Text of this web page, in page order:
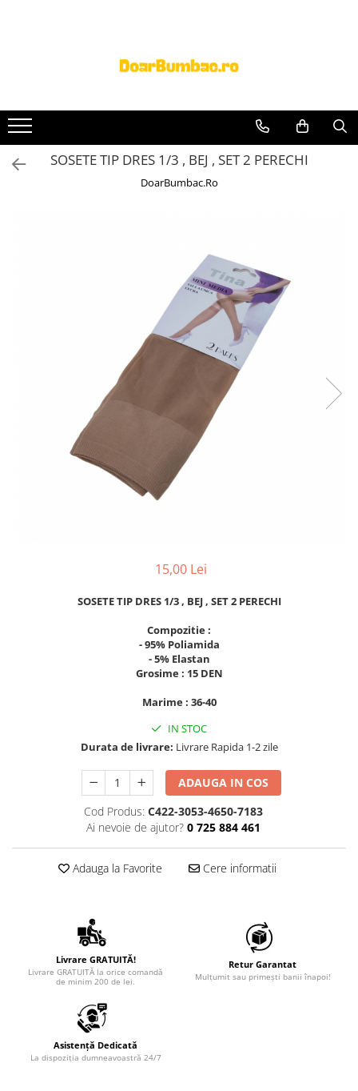
SET 5 Prosoape 100% Bumbac
SOSETE TIP DRES 1/3 , BEJ , SET 2 PERECHI
DoarBumbac.Ro
15,00 Lei
SOSETE TIP DRES 1/3 , BEJ , SET 2 PERECHI
Compozitie :
- 95% Poliamida
- 5% Elastan
Grosime : 15 DEN
Marime : 36-40
IN STOC
Durata de livrare: Livrare Rapida 1-2 zile
ADAUGA IN COS
Cod Produs: C422-3053-4650-7183
Ai nevoie de ajutor? 0 725 884 461
Adauga la Favorite Cere informatii
Livrare GRATUITĂ!
Livrare GRATUITĂ la orice comandă
de minim 200 de lei.
Retur Garantat
Mulțumit sau primești banii înapoi!
Asistență Dedicată
La dispoziția dumneavoastră 24/7